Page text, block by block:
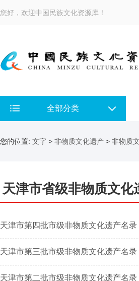
您好，欢迎中国民族文化资源库！
全部分类
您的位置: 文字 > 非物质文化遗产 > 非物质
天津市省级非物质文化
天津市第四批市级非物质文化遗产名录
天津市第三批市级非物质文化遗产名录
天津市第二批市级非物质文化遗产名录